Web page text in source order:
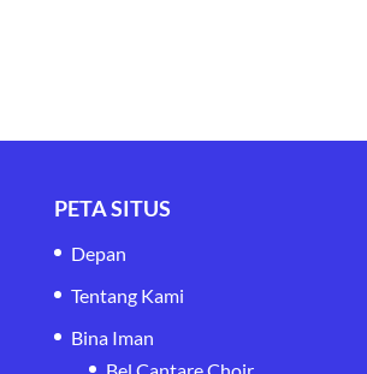
PETA SITUS
Depan
Tentang Kami
Bina Iman
Bel Cantare Choir